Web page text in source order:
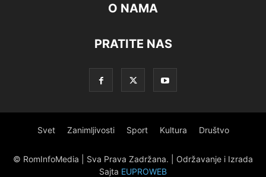
O NAMA
PRATITE NAS
Svet Zanimljivosti Sport Kultura Društvo
© RomInfoMedia | Sva Prava Zadržana. | Održavanje i Izrada
Sajta EUPROWEB